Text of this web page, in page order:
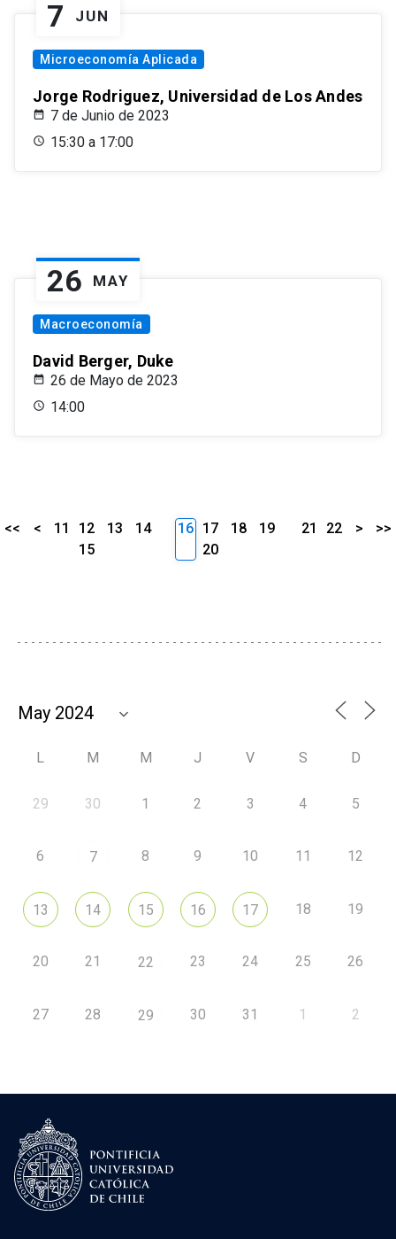
7 JUN
Microeconomía Aplicada
Jorge Rodriguez, Universidad de Los Andes
7 de Junio de 2023
15:30 a 17:00
26 MAY
Macroeconomía
David Berger, Duke
26 de Mayo de 2023
14:00
<< < 11 12 13
14
15
16 17 18
19
20
21 22 > >>
L M M J V S D
29 30 1 2 3 4 5
6 7 8 9 10 11 12
13 14 15 16 17 18 19
20 21 22 23 24 25 26
27 28 29 30 31 1 2